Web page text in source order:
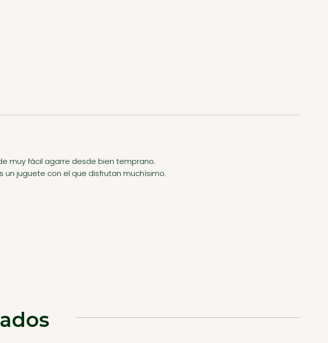
muy fácil agarre desde bien temprano.
juguete con el que disfrutan muchísimo.